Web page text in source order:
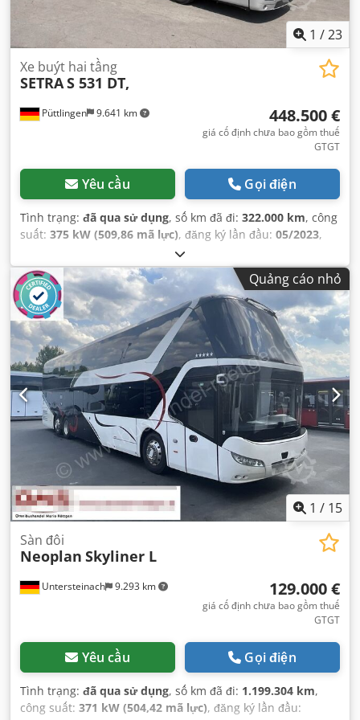
1 /23
Püttlingen 9.641 km
Xe buýt hai tầng
SETRAS 531 DT,
448.500 €
giá cố định chưa bao gồm thuế
GTGT
Yêu cầu Gọi điện
Tình trạng: đã qua sử dụng, số km đã đi: 322.000 km, công
suất: 375 kW (509,86 mã lực), đăng ký lần đầu: 05/2023,
, số chỗ ngồi:
bánh răng:tự động, hạng mục khí thải:Euro 6, màu sắc:
bạc, phanh:bộ giảm tốc, Thiết bị:
ABS, bộ sưởi đỗ xe,
chương trình cân bằng điện tử (ESP), hệ thống định vị,
phòng tắm, điều hòa không khí,
Quảng cáo nhỏ
1 / 15
Untersteinach 9.293 km
Sàn đôi
Neoplan Skyliner L
129.000 €
giá cố định chưa bao gồm thuế
GTGT
Yêu cầu Gọi điện
Tình trạng: đã qua sử dụng, số km đã đi: 1.199.304 km,
công suất: 371 kW (504,42 mã lực), đăng ký lần đầu: